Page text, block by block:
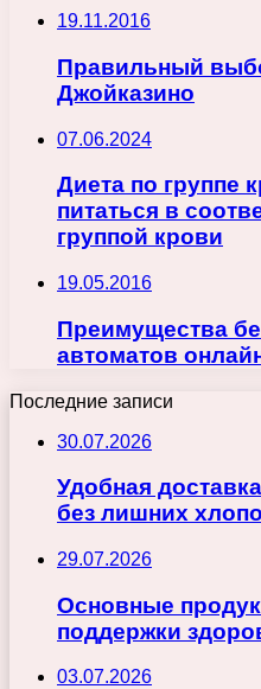
19.11.2016
Правильный
Джойказино
07.06.2024
Диета по группе
питаться в
группой крови
19.05.2016
Преимущества
автоматов
Последние записи
30.07.2026
Удобная
без лишних
29.07.2026
Основные
поддержки
03.07.2026